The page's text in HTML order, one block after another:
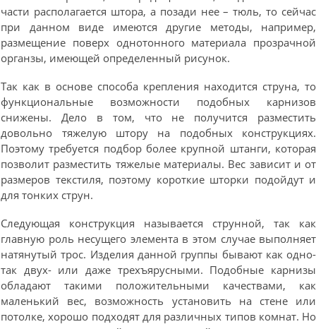
части располагается штора, а позади нее – тюль, то сейчас
при данном виде имеются другие методы, например,
размещение поверх однотонного материала прозрачной
органзы, имеющей определенный рисунок.
Так как в основе способа крепления находится струна, то
функциональные возможности подобных карнизов
снижены. Дело в том, что не получится разместить
довольно тяжелую штору на подобных конструкциях.
Поэтому требуется подбор более крупной штанги, которая
позволит разместить тяжелые материалы. Вес зависит и от
размеров текстиля, поэтому короткие шторки подойдут и
для тонких струн.
Следующая конструкция называется струнной, так как
главную роль несущего элемента в этом случае выполняет
натянутый трос. Изделия данной группы бывают как одно-
так двух- или даже трехъярусными. Подобные карнизы
обладают такими положительными качествами, как
маленький вес, возможность установить на стене или
потолке, хорошо подходят для различных типов комнат. Но